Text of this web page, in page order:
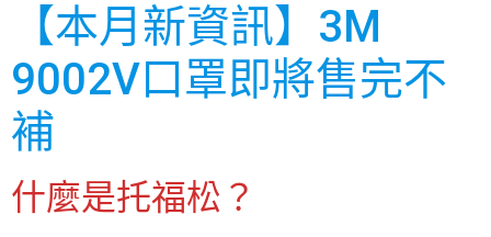
【本月新資訊】3M
9002V口罩即將售完不
補
什麼是托福松？